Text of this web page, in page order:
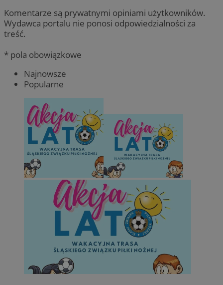
Komentarze są prywatnymi opiniami użytkowników.
Wydawca portalu nie ponosi odpowiedzialności za
treść.
* pola obowiązkowe
Najnowsze
Popularne